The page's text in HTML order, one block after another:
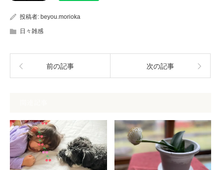
投稿者: beyou.morioka
日々雑感
前の記事 次の記事